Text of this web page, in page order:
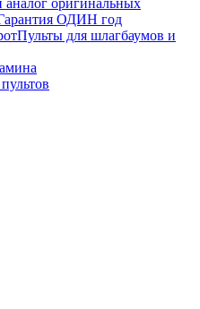
ОДИН год
Пульты для шлагбаумов и